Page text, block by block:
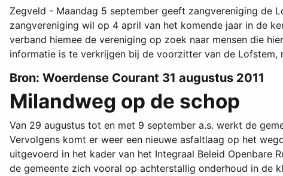
Zegveld - Maandag 5 september geeft zangvereniging de
zangvereniging wil op 4 april van het komende jaar in de
verband hiemee de vereniging op zoek naar mensen die
informatie is te verkrijgen bij de voorzitter van de
Bron: Woerdense Courant 31 augustus 2011
Milandweg op de schop
Van 29 augustus tot en met 9 september a.s. werkt de
Vervolgens komt er weer een nieuwe asfaltlaag op het
uitgevoerd in het kader van het Integraal Beleid Openbare
de gemeente zich vooral op achterstallig onderhoud in de